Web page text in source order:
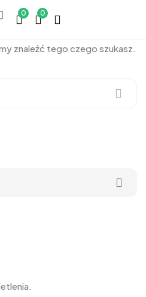
0 0
znaleźć tego czego szukasz.